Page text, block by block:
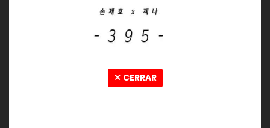
✕ CERRAR